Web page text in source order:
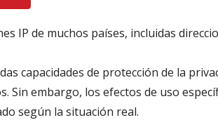
IP de muchos países, incluidas
capacidades de protección de la
Sin embargo, los efectos de uso
según la situación real.